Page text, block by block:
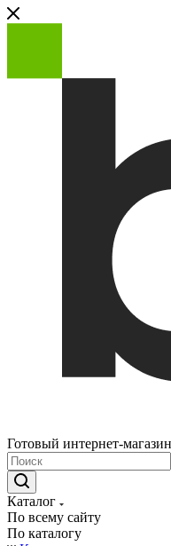
Готовый интернет-
Каталог
По всему сайту
По каталогу